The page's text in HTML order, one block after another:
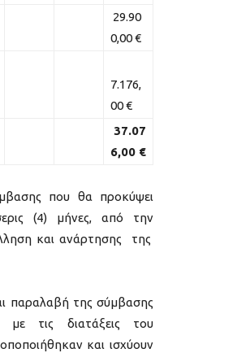
29.90
0,00 €
7.176,
00 €
37.07
6,00 €
που θα προκύψει
(4) μήνες, από την
και ανάρτησης της
παραλαβή της σύμβασης
τις διατάξεις του
και ισχύουν